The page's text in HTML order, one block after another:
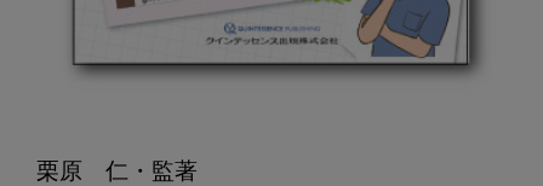
栗原　仁・監著